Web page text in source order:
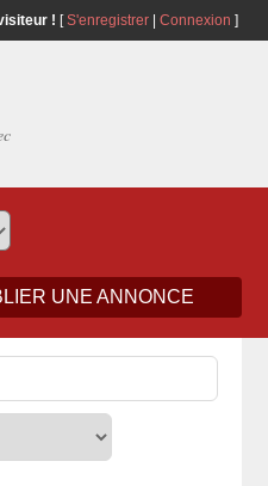
! [S'enregistrer| Connexion ]
UNE ANNONCE